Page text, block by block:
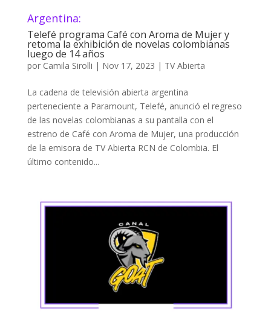
Argentina:
Telefé programa Café con Aroma de Mujer y
retoma la exhibición de novelas colombianas
luego de 14 años
por Camila Sirolli | Nov 17, 2023 | TV Abierta
La cadena de televisión abierta argentina
perteneciente a Paramount, Telefé, anunció el regreso
de las novelas colombianas a su pantalla con el
estreno de Café con Aroma de Mujer, una producción
de la emisora de TV Abierta RCN de Colombia. El
último contenido...